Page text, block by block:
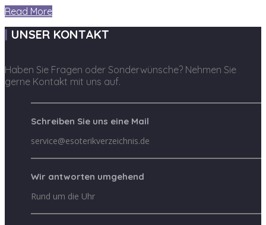
Read More
UNSER KONTAKT
Haben Sie Fragen oder Sonderwünsche? Nehmen Sie
gerne Kontakt mit uns auf.
Schreiben Sie uns eine Mail
service@esoterikverzeichnis.de
Wir antworten umgehend
Rund um die Uhr